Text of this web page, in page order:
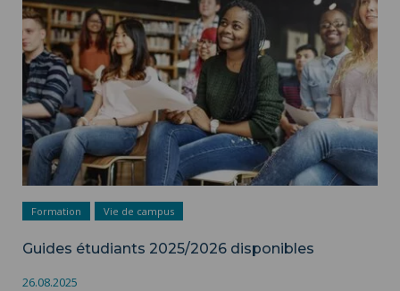
Formation Vie de campus
Guides étudiants 2025/2026 disponibles
26.08.2025